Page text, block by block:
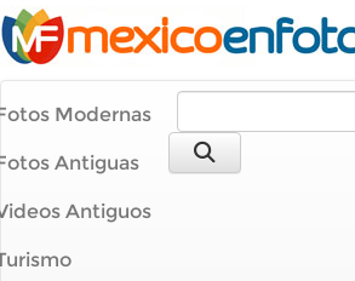
Modernas
Antiguas
Antiguos